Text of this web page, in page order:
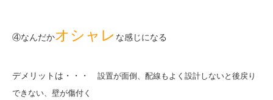
④なんだかオシャレ な感じになる
デメリットは・・・ 設置が面倒、配線もよく設計しないと後戻り
できない、壁が傷付く